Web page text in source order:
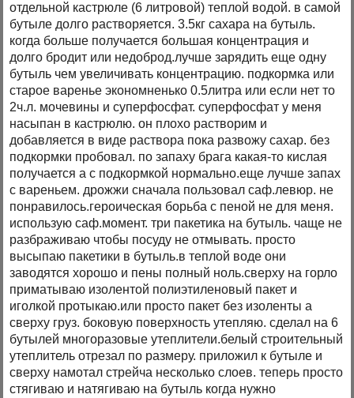
отдельной кастрюле (6 литровой) теплой водой. в самой
бутыле долго растворяется. 3.5кг сахара на бутыль.
когда больше получается большая концентрация и
долго бродит или недоброд.лучше зарядить еще одну
бутыль чем увеличивать концентрацию. подкормка или
старое варенье экономненько 0.5литра или если нет то
2ч.л. мочевины и суперфосфат. суперфосфат у меня
насыпан в кастрюлю. он плохо растворим и
добавляется в виде раствора пока развожу сахар. без
подкормки пробовал. по запаху брага какая-то кислая
получается а с подкормкой нормально.еще лучше запах
с вареньем. дрожжи сначала пользовал саф.левюр. не
понравилось.героическая борьба с пеной не для меня.
использую саф.момент. три пакетика на бутыль. чаще не
разбраживаю чтобы посуду не отмывать. просто
высыпаю пакетики в бутыль.в теплой воде они
заводятся хорошо и пены полный ноль.сверху на горло
приматываю изолентой полиэтиленовый пакет и
иголкой протыкаю.или просто пакет без изоленты а
сверху груз. боковую поверхность утепляю. сделал на 6
бутылей многоразовые утеплители.белый строительный
утеплитель отрезал по размеру. приложил к бутыле и
сверху намотал стрейча несколько слоев. теперь просто
стягиваю и натягиваю на бутыль когда нужно